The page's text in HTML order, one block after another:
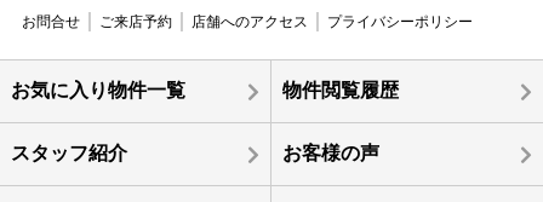
お問合せ ご来店予約 店舗へのアクセス プライバシーポリシー
お気に入り物件一覧 物件閲覧履歴
スタッフ紹介 お客様の声